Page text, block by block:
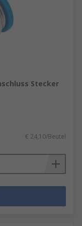
Stecker
€ 24,10/Beutel